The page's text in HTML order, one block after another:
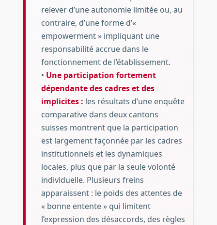
relever d’une autonomie limitée ou, au
contraire, d’une forme d’«
empowerment » impliquant une
responsabilité accrue dans le
fonctionnement de l’établissement.
• Une participation fortement
dépendante des cadres et des
implicites : les résultats d’une enquête
comparative dans deux cantons
suisses montrent que la participation
est largement façonnée par les cadres
institutionnels et les dynamiques
locales, plus que par la seule volonté
individuelle. Plusieurs freins
apparaissent : le poids des attentes de
« bonne entente » qui limitent
l’expression des désaccords, des règles